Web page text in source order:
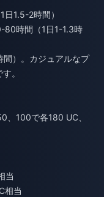
1.5-2時間）
80時間（1日1-1.3時
）。カジュアルなプ
。
、100で各180 UC、
当
相当